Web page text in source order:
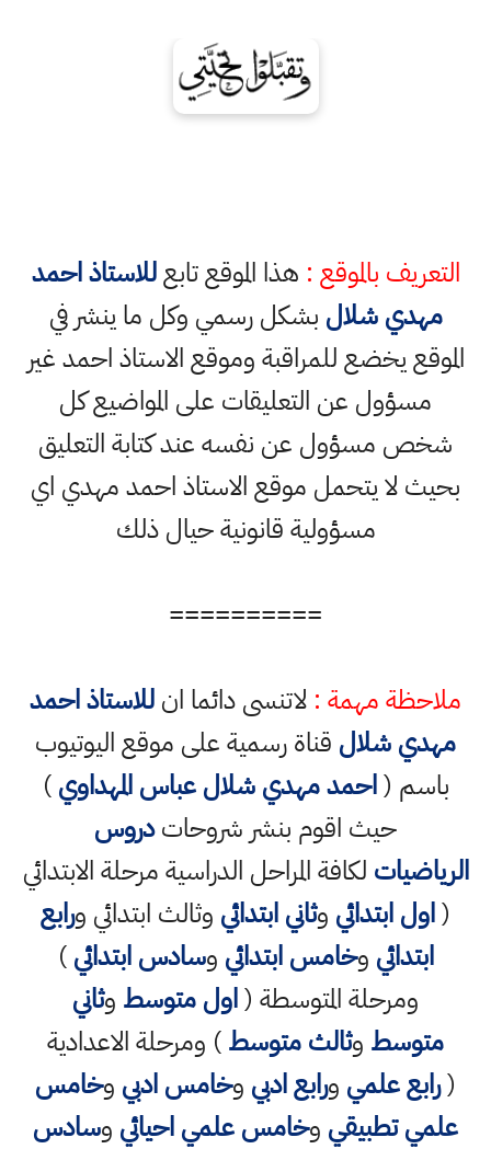
التعريف بالموقع : هذا الموقع تابعللاستاذ احمد
مهدي شلال بشكل رسمي وكل ما ينشر في
الموقع يخضع للمراقبة وموقع الاستاذ احمد غير
مسؤول عن التعليقات على المواضيع كل
شخص مسؤول عن نفسه عند كتابة التعليق
بحيث لا يتحمل موقع الاستاذ احمد مهدي اي
مسؤولية قانونية حيال ذلك
==========
ملاحظة مهمة : لاتنسى دائما انللاستاذ احمد
مهدي شلال قناة رسمية على موقع اليوتيوب
باسم (احمد مهدي شلال عباس المهداوي)
حيث اقوم بنشر شروحاتدروس
الرياضيات لكافة المراحل الدراسية مرحلة الابتدائي
(اول ابتدائي وثاني ابتدائي وثالث ابتدائي ورابع
ابتدائي وخامس ابتدائي وسادس ابتدائي)
ومرحلة المتوسطة (اول متوسط وثاني
متوسط وثالث متوسط) ومرحلة الاعدادية
(رابع علمي ورابع ادبي وخامس ادبي وخامس
علمي تطبيقي وخامس علمي احيائي وسادس